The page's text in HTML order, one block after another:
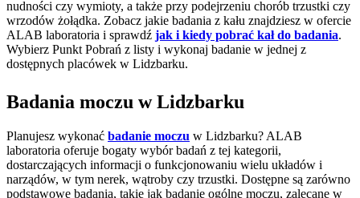
nudności czy wymioty, a także przy podejrzeniu chorób trzustki czy
wrzodów żołądka. Zobacz jakie badania z kału znajdziesz w ofercie
ALAB laboratoria i sprawdź jak i kiedy pobrać kał do badania.
Wybierz Punkt Pobrań z listy i wykonaj badanie w jednej z
dostępnych placówek w Lidzbarku.
Badania moczu w Lidzbarku
Planujesz wykonać badanie moczu w Lidzbarku? ALAB
laboratoria oferuje bogaty wybór badań z tej kategorii,
dostarczających informacji o funkcjonowaniu wielu układów i
narządów, w tym nerek, wątroby czy trzustki. Dostępne są zarówno
podstawowe badania, takie jak badanie ogólne moczu, zalecane w